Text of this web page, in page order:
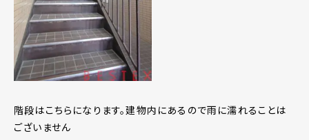
階段はこちらになります。建物内にあるので雨に濡れることは
ございません